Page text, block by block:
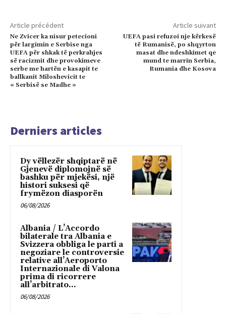
Article précédent
Ne Zvicer ka nisur petecioni
për largimin e Serbise nga
UEFA për shkak të perkrahjes
së racizmit dhe provokimeve
serbe me hartën e kasapit te
ballkanit Miloshevicit te
« Serbisë se Madhe »
Article suivant
UEFA pasi refuzoi nje kërkesë
të Rumanisë, po shqyrton
masat dhe ndeshkimet qe
mund te marrin Serbia,
Rumania dhe Kosova
Derniers articles
Dy vëllezër shqiptarë në
Gjenevë diplomojnë së
bashku për mjekësi, një
histori suksesi që
frymëzon diasporën
06/08/2026
Albania / L’Accordo
bilaterale tra Albania e
Svizzera obbliga le parti a
negoziare le controversie
relative all’Aeroporto
Internazionale di Valona
prima di ricorrere
all’arbitrato...
06/08/2026